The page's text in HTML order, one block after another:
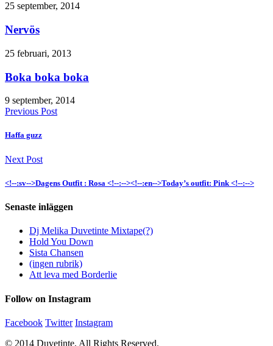
25 september, 2014
Nervös
25 februari, 2013
Boka boka boka
9 september, 2014
Previous Post
Haffa guzz
Next Post
<!--:sv-->Dagens Outfit : Rosa <!--:--><!--:en-->Today’s outfit: Pink <!--:-->
Senaste inläggen
Dj Melika Duvetinte Mixtape(?)
Hold You Down
Sista Chansen
(ingen rubrik)
Att leva med Borderlie
Follow on Instagram
Facebook Twitter Instagram
© 2014 Duvetinte, All Rights Reserved.